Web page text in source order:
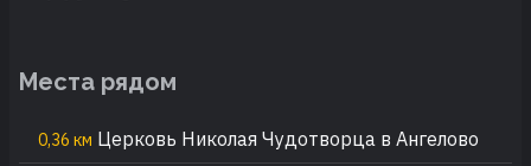
Места рядом
0,36 км Церковь Николая Чудотворца в Ангелово